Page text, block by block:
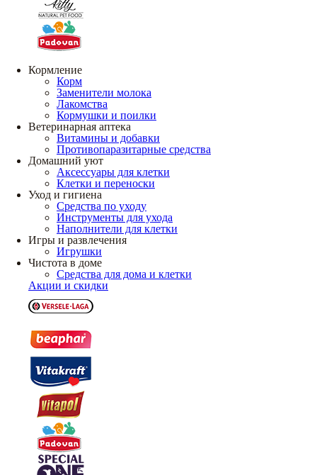
Кормление
Корм
Заменители молока
Лакомства
Кормушки и поилки
Ветеринарная аптека
Витамины и добавки
Противопаразитарные средства
Домашний уют
Аксессуары для клетки
Клетки и переноски
Уход и гигиена
Средства по уходу
Инструменты для ухода
Наполнители для клетки
Игры и развлечения
Игрушки
Чистота в доме
Средства для дома и клетки
Акции и скидки